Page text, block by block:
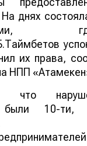
На днях
их права,
НПП
что
были 10-